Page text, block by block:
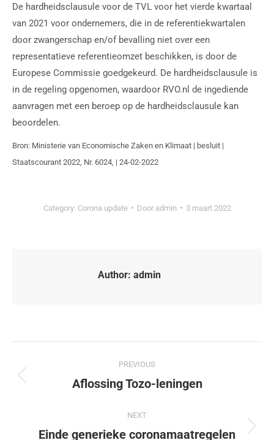
De hardheidsclausule voor de TVL voor het vierde kwartaal
van 2021 voor ondernemers, die in de referentiekwartalen
door zwangerschap en/of bevalling niet over een
representatieve referentieomzet beschikken, is door de
Europese Commissie goedgekeurd. De hardheidsclausule is
in de regeling opgenomen, waardoor RVO.nl de ingediende
aanvragen met een beroep op de hardheidsclausule kan
beoordelen.
Bron: Ministerie van Economische Zaken en Klimaat | besluit |
Staatscourant 2022, Nr. 6024, | 24-02-2022
Category: Corona update Door admin 3 maart 2022
Author: admin
PREVIOUS
Aflossing Tozo-leningen
NEXT
Einde generieke coronamaatregelen